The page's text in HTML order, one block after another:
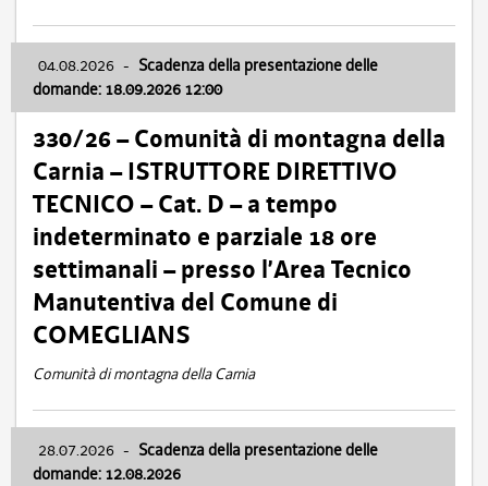
04.08.2026 - Scadenza della presentazione delle
domande: 18.09.2026 12:00
330/26 – Comunità di montagna della
Carnia – ISTRUTTORE DIRETTIVO
TECNICO – Cat. D – a tempo
indeterminato e parziale 18 ore
settimanali – presso l’Area Tecnico
Manutentiva del Comune di
COMEGLIANS
Comunità di montagna della Carnia
28.07.2026 - Scadenza della presentazione delle
domande: 12.08.2026